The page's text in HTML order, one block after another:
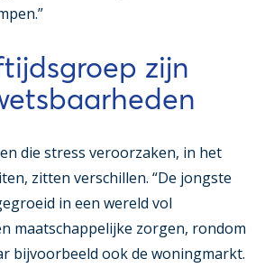
zijn
die stress veroorzaken, in het
zitten verschillen. “De jongste
in een wereld vol
maatschappelijke zorgen, rondom
bijvoorbeeld ook de woningmarkt.